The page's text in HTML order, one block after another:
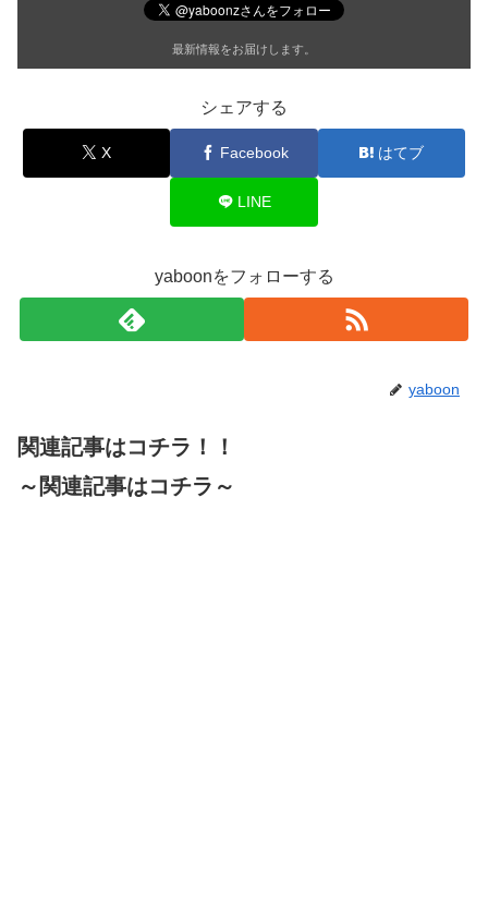
最新情報をお届けします。
シェアする
X Facebook はてブ
LINE
yaboonをフォローする
yaboon
関連記事はコチラ！！
～関連記事はコチラ～